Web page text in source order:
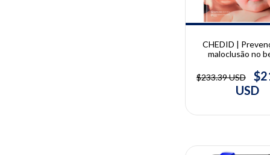
CHEDID |
maloclusão no
Crescimento
desde a
Chedid
$233.39 USD
USD